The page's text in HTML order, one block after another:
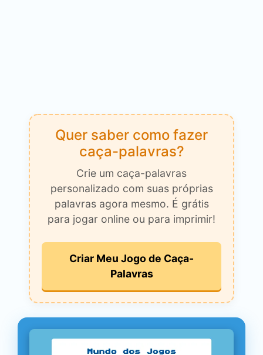
Quer saber como fazer
caça-palavras?
Crie um caça-palavras
personalizado com suas próprias
palavras agora mesmo. É grátis
para jogar online ou para imprimir!
Criar Meu Jogo de Caça-
Palavras